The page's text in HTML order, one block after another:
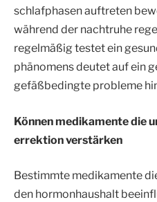
schlafphasen auftreten
während der nachtruhe
regelmäßig testet ein
phänomens deutet auf ein
gefäßbedingte probleme
Können medikamente die
errektion verstärken
Bestimmte medikamente
den hormonhaushalt